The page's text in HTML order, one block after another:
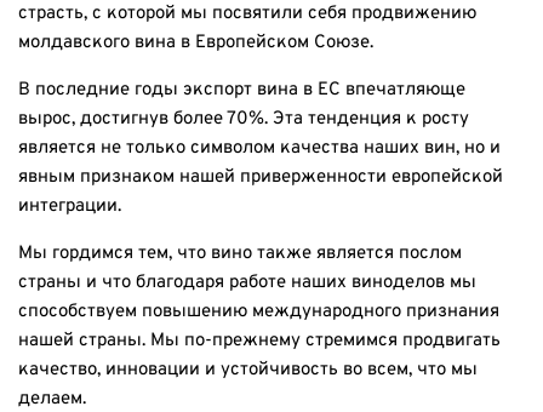
страсть, с которой мы посвятили себя продвижению
молдавского вина в Европейском Союзе.
В последние годы экспорт вина в ЕС впечатляюще
вырос, достигнув более 70%. Эта тенденция к росту
является не только символом качества наших вин, но и
явным признаком нашей приверженности европейской
интеграции.
Мы гордимся тем, что вино также является послом
страны и что благодаря работе наших виноделов мы
способствуем повышению международного признания
нашей страны. Мы по-прежнему стремимся продвигать
качество, инновации и устойчивость во всем, что мы
делаем.